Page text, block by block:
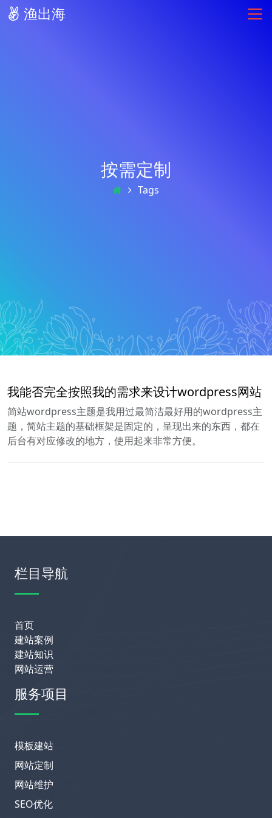
渔出海
按需定制
Tags
我能否完全按照我的需求来设计wordpress网站
简站wordpress主题是我用过最简洁最好用的wordpress主
题，简站主题的基础框架是固定的，呈现出来的东西，都在
后台有对应修改的地方，使用起来非常方便。
栏目导航
首页
建站案例
建站知识
网站运营
服务项目
模板建站
网站定制
网站维护
SEO优化